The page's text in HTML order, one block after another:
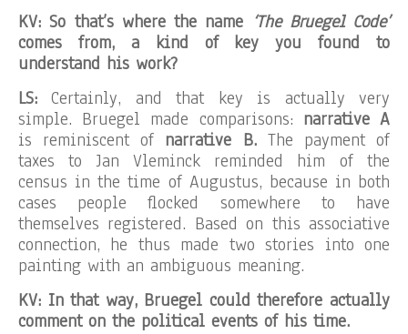
KV: So that’s where the name ‘The Bruegel Code’
comes from, a kind of key you found to
understand his work?
LS: Certainly, and that key is actually very
simple. Bruegel made comparisons: narrative A
is reminiscent of narrative B.The payment of
taxes to Jan Vleminck reminded him of the
census in the time of Augustus, because in both
cases people flocked somewhere to have
themselves registered. Based on this associative
connection, he thus made two stories into one
painting with an ambiguous meaning.
KV: In that way, Bruegel could therefore actually
comment on the political events of his time.